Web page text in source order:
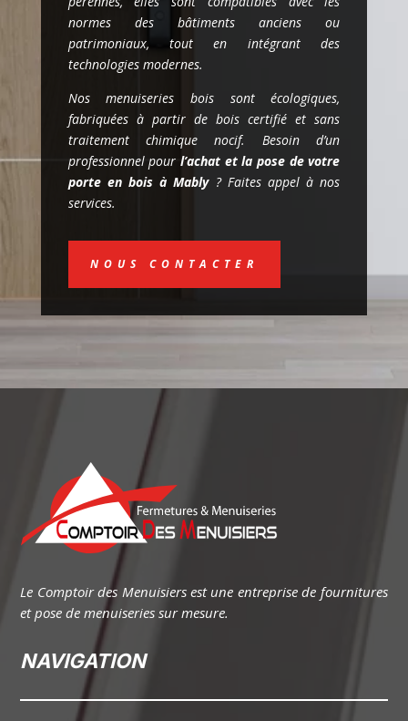
normes des bâtiments anciens ou
patrimoniaux, tout en intégrant des
technologies modernes.
Nos menuiseries bois sont écologiques,
fabriquées à partir de bois certifié et sans
traitement chimique nocif. Besoin d’un
professionnel pourl’achat et la pose de votre
porte en bois à Mably? Faites appel à nos
services.
NOUS CONTACTER
Le Comptoir des Menuisiers est une entreprise de fournitures
et pose de menuiseries sur mesure.
NAVIGATION